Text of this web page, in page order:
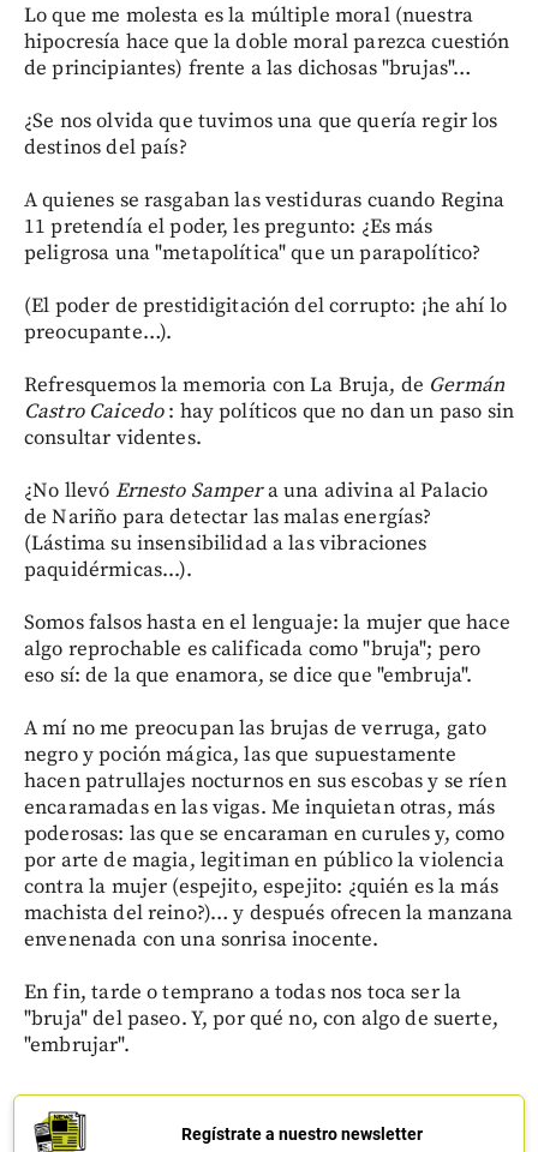
Lo que me molesta es la múltiple moral (nuestra
hipocresía hace que la doble moral parezca cuestión
de principiantes) frente a las dichosas "brujas"…
¿Se nos olvida que tuvimos una que quería regir los
destinos del país?
A quienes se rasgaban las vestiduras cuando Regina
11 pretendía el poder, les pregunto: ¿Es más
peligrosa una "metapolítica" que un parapolítico?
(El poder de prestidigitación del corrupto: ¡he ahí lo
preocupante…).
Refresquemos la memoria con La Bruja, de Germán
Castro Caicedo: hay políticos que no dan un paso sin
consultar videntes.
¿No llevó Ernesto Sampera una adivina al Palacio
de Nariño para detectar las malas energías?
(Lástima su insensibilidad a las vibraciones
paquidérmicas...).
Somos falsos hasta en el lenguaje: la mujer que hace
algo reprochable es calificada como "bruja"; pero
eso sí: de la que enamora, se dice que "embruja".
A mí no me preocupan las brujas de verruga, gato
negro y poción mágica, las que supuestamente
hacen patrullajes nocturnos en sus escobas y se ríen
encaramadas en las vigas. Me inquietan otras, más
poderosas: las que se encaraman en curules y, como
por arte de magia, legitiman en público la violencia
contra la mujer (espejito, espejito: ¿quién es la más
machista del reino?)… y después ofrecen la manzana
envenenada con una sonrisa inocente.
En fin, tarde o temprano a todas nos toca ser la
"bruja" del paseo. Y, por qué no, con algo de suerte,
"embrujar".
Regístrate a nuestro newsletter